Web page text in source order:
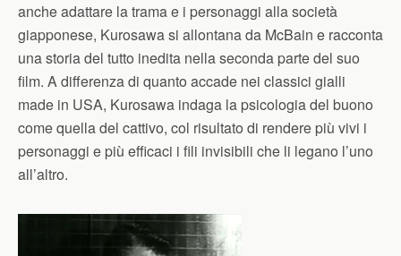
anche adattare la trama e i personaggi alla società
giapponese, Kurosawa si allontana da McBain e racconta
una storia del tutto inedita nella seconda parte del suo
film. A differenza di quanto accade nei classici gialli
made in USA, Kurosawa indaga la psicologia del buono
come quella del cattivo, col risultato di rendere più vivi i
personaggi e più efficaci i fili invisibili che li legano l’uno
all’altro.